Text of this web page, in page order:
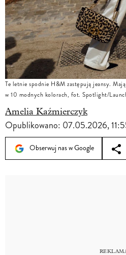
Te letnie spodnie H&M zastępują jeansy.
w 10 modnych kolorach, fot. Spotlight/
Amelia Kaźmierczyk
Opublikowano: 07.05.2026,
Obserwuj nas w Google